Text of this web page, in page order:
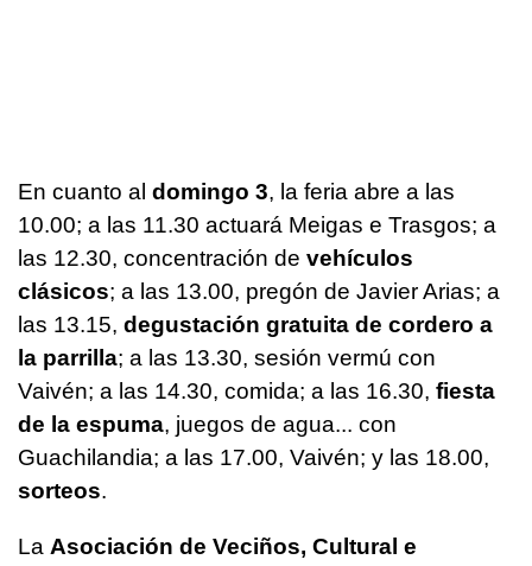
En cuanto al domingo 3, la feria abre a las
10.00; a las 11.30 actuará Meigas e Trasgos; a
las 12.30, concentración de vehículos
clásicos; a las 13.00, pregón de Javier Arias; a
las 13.15, degustación gratuita de cordero a
la parrilla; a las 13.30, sesión vermú con
Vaivén; a las 14.30, comida; a las 16.30, fiesta
de la espuma, juegos de agua... con
Guachilandia; a las 17.00, Vaivén; y las 18.00,
sorteos.
La Asociación de Veciños, Cultural e